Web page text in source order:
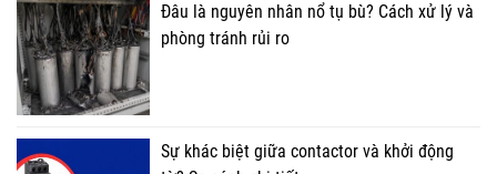
Đâu là nguyên nhân nổ tụ bù? Cách xử lý và
phòng tránh rủi ro
Sự khác biệt giữa contactor và khởi động